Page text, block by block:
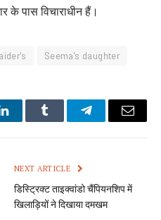
के पास विचाराधीन हैं।
Seema's daughter
LinkedInTumblr TelegramEmail
NEXT ARTICLE
डिस्ट्रिक्ट ताइक्वांडो चैंपियनशिप में
खिलाड़ियों ने दिखाया दमखम